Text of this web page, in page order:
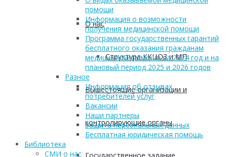
О нас
Структура ККЦОЗ и МП
Вышестоящие организации и
контролирующие органы
помощи
Информация о возможности
получения медицинской помощи
Программа государственных гарантий
бесплатного оказания гражданам
медицинской помощи на 2024 год и на
плановый период 2025 и 2026 годов
Разное
Информация об отзывах
потребителей услуг
Вакансии
Наши партнеры
Защита персональных данных
Бесплатная юридическая помощь
Библиотека
СМИ о нас